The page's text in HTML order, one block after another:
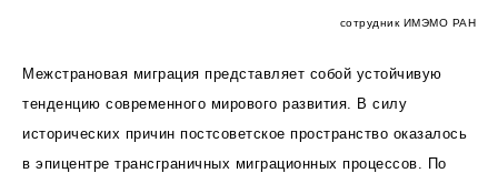
сотрудник ИМЭМО РАН
Межстрановая миграция представляет собой устойчивую
тенденцию современного мирового развития. В силу
исторических причин постсоветское пространство оказалось
в эпицентре трансграничных миграционных процессов. По